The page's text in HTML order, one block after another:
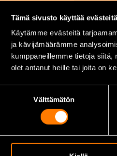
Tämä sivusto käyttää evästeitä
Käytämme evästeitä
ja kävijämäärämme
kumppaneillemme tietoja
olet antanut heille tai joita on
Välttämätön